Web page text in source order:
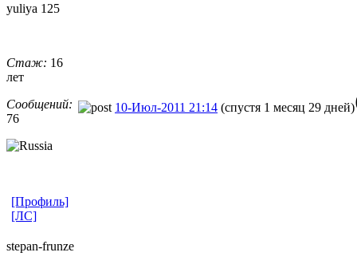
yuliya 125
Стаж: 16
лет
Сообщений:
76
10-Июл-2011 21:14 (спустя 1 месяц 29 дней)
[Профиль]
[ЛС]
stepan-frunz​e